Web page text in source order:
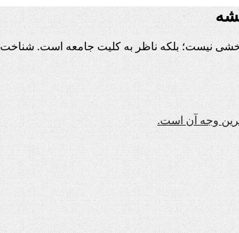
نیست؛ بلکه ناظر به کلیت جامعه است.
وجه آن است.